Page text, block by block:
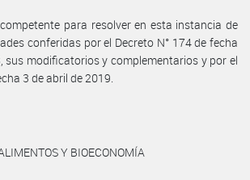
para resolver en esta instancia de
conferidas por el Decreto N° 174 de fecha
sus modificatorios y complementarios y por el
3 de abril de 2019.
Y BIOECONOMÍA